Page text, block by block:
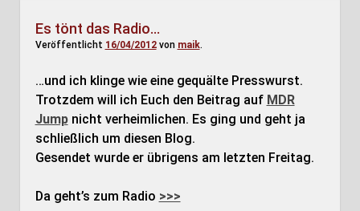
Es tönt das Radio…
Veröffentlicht 16/04/2012von maik.
…und ich klinge wie eine gequälte Presswurst.
Trotzdem will ich Euch den Beitrag auf MDR
Jumpnicht verheimlichen. Es ging und geht ja
schließlich um diesen Blog.
Gesendet wurde er übrigens am letzten Freitag.
Da geht’s zum Radio >>>